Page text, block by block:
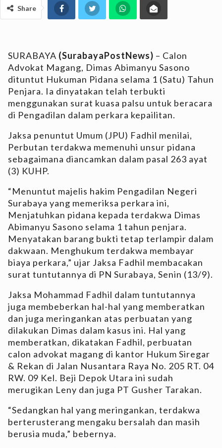
Share
SURABAYA (SurabayaPostNews) – Calon
Advokat Magang, Dimas Abimanyu Sasono
dituntut Hukuman Pidana selama 1 (Satu) Tahun
Penjara. Ia dinyatakan telah terbukti
menggunakan surat kuasa palsu untuk beracara
di Pengadilan dalam perkara kepailitan.
Jaksa penuntut Umum (JPU) Fadhil menilai,
Perbutan terdakwa memenuhi unsur pidana
sebagaimana diancamkan dalam pasal 263 ayat
(3) KUHP.
“Menuntut majelis hakim Pengadilan Negeri
Surabaya yang memeriksa perkara ini,
Menjatuhkan pidana kepada terdakwa Dimas
Abimanyu Sasono selama 1 tahun penjara.
Menyatakan barang bukti tetap terlampir dalam
dakwaan. Menghukum terdakwa membayar
biaya perkara,” ujar Jaksa Fadhil membacakan
surat tuntutannya di PN Surabaya, Senin (13/9).
Jaksa Mohammad Fadhil dalam tuntutannya
juga membeberkan hal-hal yang memberatkan
dan juga meringankan atas perbuatan yang
dilakukan Dimas dalam kasus ini. Hal yang
memberatkan, dikatakan Fadhil, perbuatan
calon advokat magang di kantor Hukum Siregar
& Rekan di Jalan Nusantara Raya No. 205 RT. 04
RW. 09 Kel. Beji Depok Utara ini sudah
merugikan Leny dan juga PT Gusher Tarakan.
“Sedangkan hal yang meringankan, terdakwa
berterusterang mengaku bersalah dan masih
berusia muda,” bebernya.